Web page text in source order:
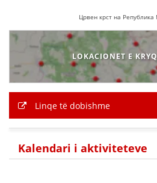
PROJEKTE
MARRDHËNJE ME
BASHKËPUNIM
Црвен крст на Република
LOKACIONET E
Linqe të dobishme
Kalendari i aktiviteteve